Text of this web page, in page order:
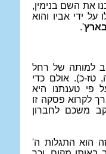
את השם בנימין,
על ידי אביו והוא
'.
למותה של רחל
טז-כ). אולם כדי
פי טענתנו היא
לקרוא פסקה זו
משכם לחברון
הוא התגלות ה'